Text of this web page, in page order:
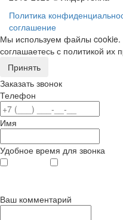
Политика
соглашение
Мы используем файлы cookie.
соглашаетесь с политикой их
Принять
Заказать звонок
Телефон
Имя
Удобное время для звонка
Ваш комментарий